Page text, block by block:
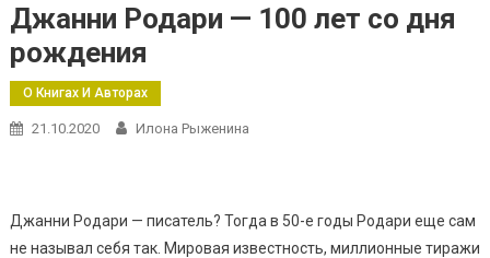
Джанни Родари — 100 лет со дня
рождения
О Книгах И Авторах
21.10.2020 Илона Рыженина
Джанни Родари — писатель? Тогда в 50-е годы Родари еще сам
не называл себя так. Мировая известность, миллионные тиражи